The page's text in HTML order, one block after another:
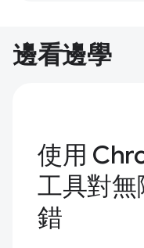
邊看邊學
使用
工具對
錯